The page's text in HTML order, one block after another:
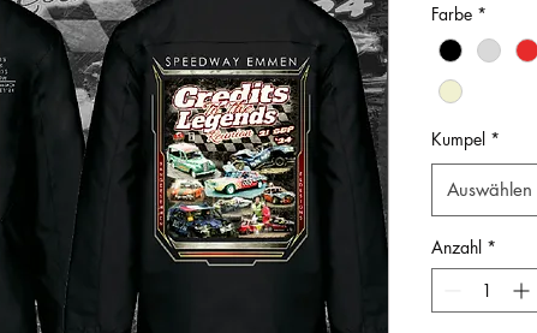
Farbe *
Kumpel *
Auswählen
Anzahl *